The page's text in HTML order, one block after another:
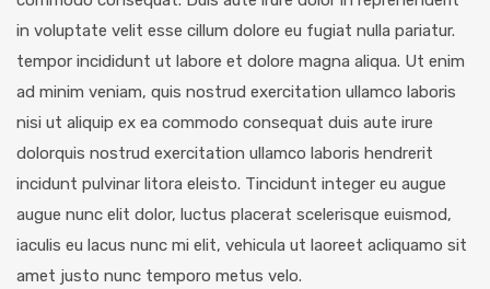
in voluptate velit esse cillum dolore eu fugiat nulla pariatur.
tempor incididunt ut labore et dolore magna aliqua. Ut enim
ad minim veniam, quis nostrud exercitation ullamco laboris
nisi ut aliquip ex ea commodo consequat duis aute irure
dolorquis nostrud exercitation ullamco laboris hendrerit
incidunt pulvinar litora eleisto. Tincidunt integer eu augue
augue nunc elit dolor, luctus placerat scelerisque euismod,
iaculis eu lacus nunc mi elit, vehicula ut laoreet acliquamo sit
amet justo nunc temporo metus velo.